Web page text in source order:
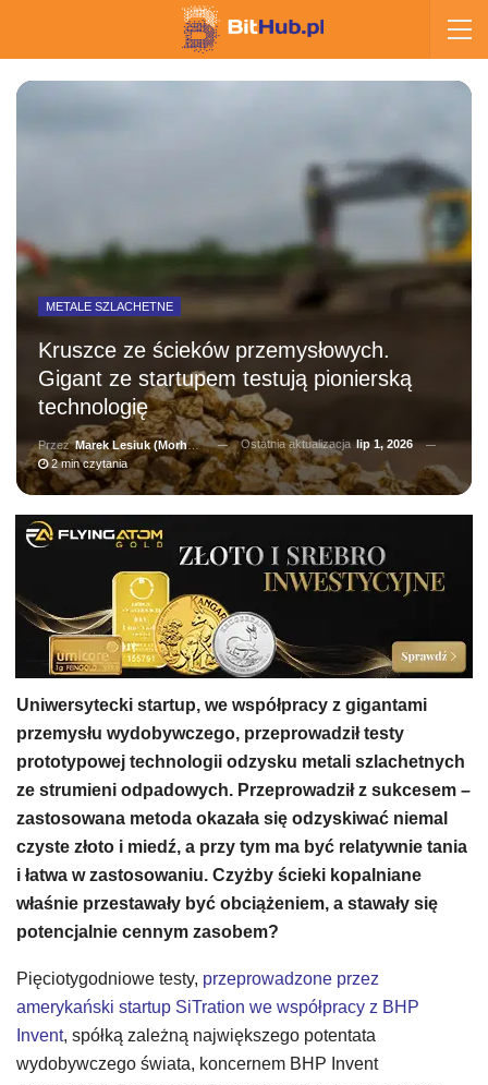
METALE SZLACHETNE
Kruszce ze ścieków przemysłowych.
Gigant ze startupem testują pionierską
technologię
PrzezMarek Lesiuk (Morhainn) Ostatnia aktualizacjalip 1, 2026
2 min czytania
Uniwersytecki startup, we współpracy z gigantami
przemysłu wydobywczego, przeprowadził testy
prototypowej technologii odzysku metali szlachetnych
ze strumieni odpadowych. Przeprowadził z sukcesem –
zastosowana metoda okazała się odzyskiwać niemal
czyste złoto i miedź, a przy tym ma być relatywnie tania
i łatwa w zastosowaniu. Czyżby ścieki kopalniane
właśnie przestawały być obciążeniem, a stawały się
potencjalnie cennym zasobem?
Pięciotygodniowe testy, przeprowadzone przez
amerykański startup SiTration we współpracy z BHP
Invent, spółką zależną największego potentata
wydobywczego świata, koncernem BHP Invent